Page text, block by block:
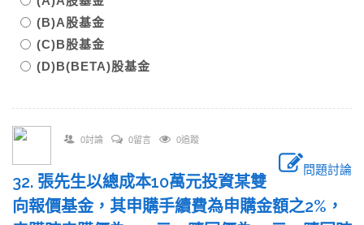
(B)Α股基金
(C)B股基金
(D)Β(BETA)股基金
0討論 0留言 0追蹤
問題討論
32. 張先生以總成本10萬元投資某雙
向報價基金，其申購手續費為申購金額之2%，